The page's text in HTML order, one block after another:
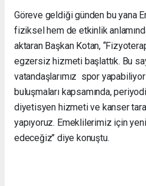
Göreve geldiği günden bu yana
fiziksel hem de etkinlik
aktaran Başkan Kotan,
egzersiz hizmeti başlattık. Bu
vatandaşlarımız spor
buluşmaları kapsamında,
diyetisyen hizmeti ve kanser
yapıyoruz. Emeklilerimiz için
edeceğiz’’ diye konuştu.